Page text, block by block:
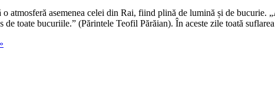
o atmosferă asemenea celei din Rai, fiind plină de lumină și de
de toate bucuriile.” (Părintele Teofil Părăian). În aceste zile toată